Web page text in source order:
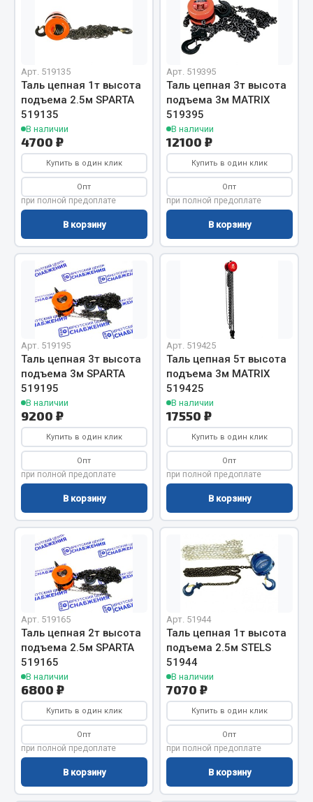
Аптечки и знаки автомобильные
Брызговики
Вымпела
Показать ещё
Весь раздел
Смазочные материалы
Масла
Охладжающие жидкости
Технические жидкости
Весь раздел
МЕТИЗЫ
Болты
Гайки
Кольца стопорные
Пресс-масленки
Пробки
Пружины
Весь раздел
Соединительные элементы
Camozzi
Адаптеры и переходники
Тройники
Трубки, муфты, гайки
Угольники
Фитинги
Штуцеры
Весь раздел
Инструмент
Арт. 519135
Таль цепная 1т высота
подъема 2.5м SPARTA
519135
В наличии
4700 ₽
Купить в один клик
Опт
при полной предоплате
В корзину
Арт. 519395
Таль цепная 3т высота
подъема 3м MATRIX
519395
В наличии
12100 ₽
Купить в один клик
Опт
при полной предоплате
В корзину
Арт. 519195
Таль цепная 3т высота
подъема 3м SPARTA
519195
В наличии
9200 ₽
Купить в один клик
Опт
при полной предоплате
В корзину
Арт. 519425
Таль цепная 5т высота
подъема 3м MATRIX
519425
В наличии
17550 ₽
Купить в один клик
Опт
при полной предоплате
В корзину
Арт. 519165
Таль цепная 2т высота
подъема 2.5м SPARTA
519165
В наличии
6800 ₽
Купить в один клик
Опт
при полной предоплате
В корзину
Арт. 51944
Таль цепная 1т высота
подъема 2.5м STELS
51944
В наличии
7070 ₽
Купить в один клик
Опт
при полной предоплате
В корзину